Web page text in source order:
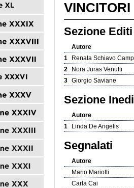
VINCITORI
Sezione Editi
Autore
1
Renata Schiavo
2
Nora Juras Venutti
3 Giorgio Saviane
Sezione
Autore
1
Linda De Angelis
Segnalati
Autore
Mario Mariotti
Carla Cai